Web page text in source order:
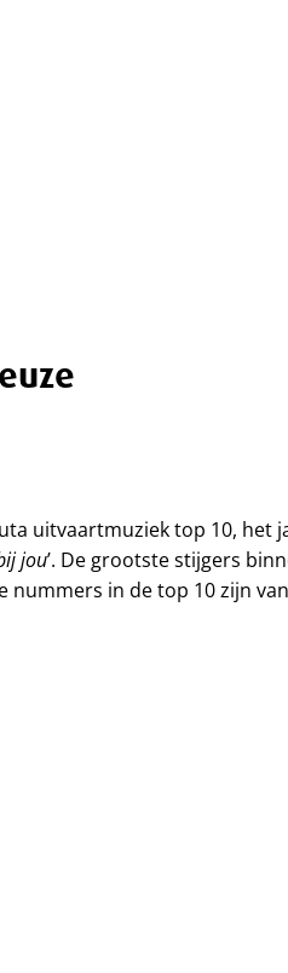
uitvaartmuziek top 10, het
jou’. De grootste stijgers
nummers in de top 10 zijn